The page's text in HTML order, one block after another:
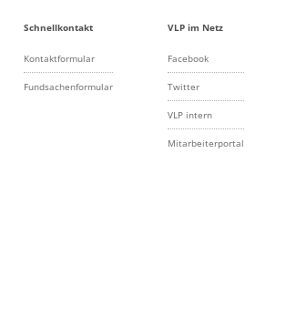
Schnellkontakt
Kontaktformular
Fundsachenformular
VLP im Netz
Facebook
Twitter
VLP intern
Mitarbeiterportal